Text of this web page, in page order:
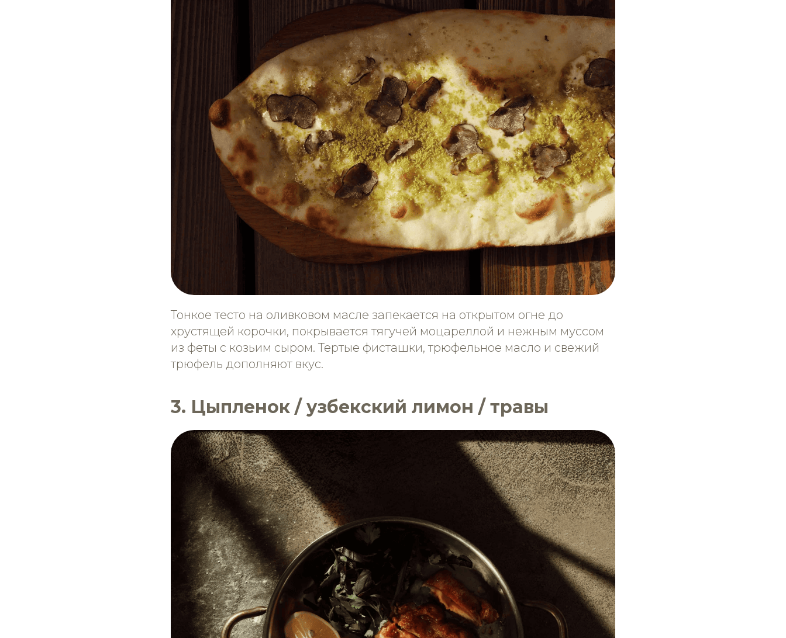
Тонкое тесто на оливковом масле запекается на открытом огне до
хрустящей корочки, покрывается тягучей моцареллой и нежным муссом
из феты с козьим сыром. Тертые фисташки, трюфельное масло и свежий
трюфель дополняют вкус.
3. Цыпленок / узбекский лимон / травы